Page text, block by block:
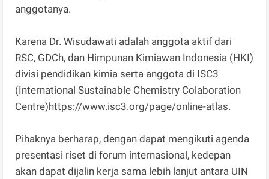
anggotanya.
Karena Dr. Wisudawati adalah anggota aktif dari
RSC, GDCh, dan Himpunan Kimiawan Indonesia (HKI)
divisi pendidikan kimia serta anggota di ISC3
(International Sustainable Chemistry Colaboration
Centre)https://www.isc3.org/page/online-atlas.
Pihaknya berharap, dengan dapat mengikuti agenda
presentasi riset di forum internasional, kedepan
akan dapat dijalin kerja sama lebih lanjut antara UIN